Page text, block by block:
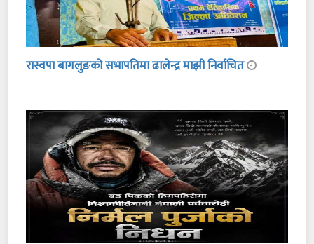
रास्वपा बागलुङको सभापतिमा ढालेन्द्र माझी निर्वाचित